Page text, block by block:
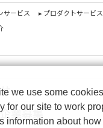
サービス ▸ プロダクトサービス
業募集
we use some
for our site to work
information about